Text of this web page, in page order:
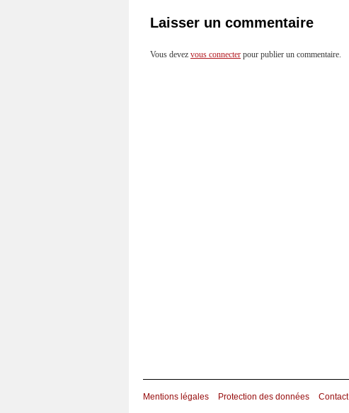
Laisser un commentaire
Vous devez vous connecter pour publier un commentaire.
Mentions légales Protection des données Contact